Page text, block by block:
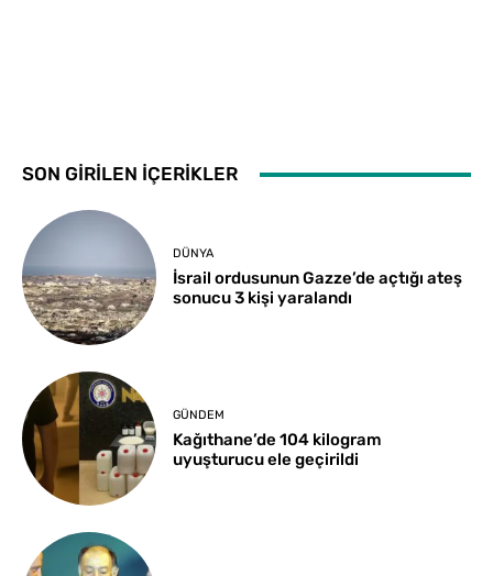
SON GİRİLEN İÇERİKLER
DÜNYA
İsrail ordusunun Gazze’de açtığı ateş
sonucu 3 kişi yaralandı
GÜNDEM
Kağıthane’de 104 kilogram
uyuşturucu ele geçirildi